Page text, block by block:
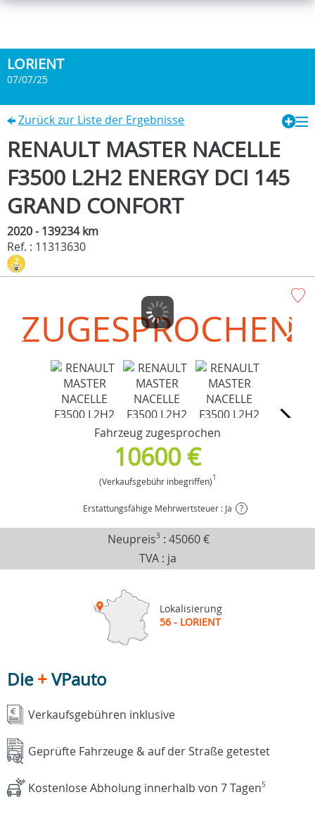
LORIENT
07/07/25
Zurück zur Liste der Ergebnisse
RENAULT MASTER NACELLE
F3500 L2H2 ENERGY DCI 145
GRAND CONFORT
2020 - 139234 km
Ref. : 11313630
ZUGESPROCHEN
Fahrzeug zugesprochen
10600 €
(Verkaufsgebühr inbegriffen)1
Erstattungsfähige Mehrwertsteuer : Ja ?
Neupreis3 : 45060 €
TVA : ja
Lokalisierung
56 - LORIENT
Die+VPauto
Verkaufsgebühren inklusive
Geprüfte Fahrzeuge & auf der Straße getestet
Kostenlose Abholung innerhalb von 7 Tagen5